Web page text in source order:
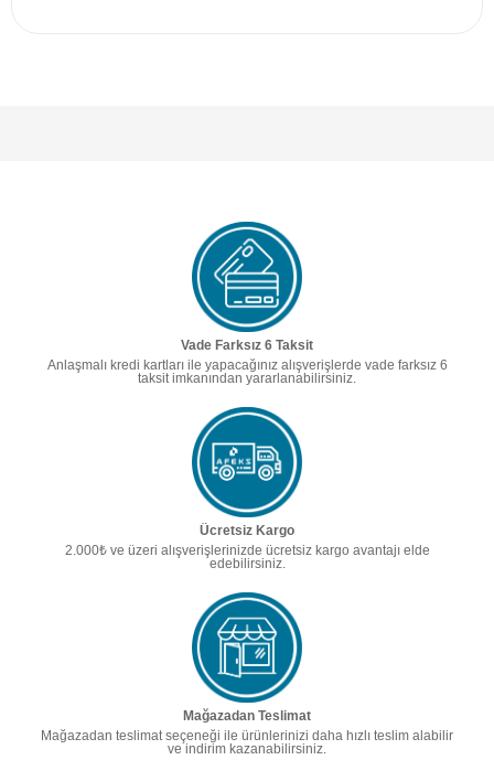
Vade Farksız 6 Taksit
Anlaşmalı kredi kartları ile yapacağınız alışverişlerde vade farksız 6
taksit imkanından yararlanabilirsiniz.
Ücretsiz Kargo
2.000₺ ve üzeri alışverişlerinizde ücretsiz kargo avantajı elde
edebilirsiniz.
Mağazadan Teslimat
Mağazadan teslimat seçeneği ile ürünlerinizi daha hızlı teslim alabilir
ve indirim kazanabilirsiniz.